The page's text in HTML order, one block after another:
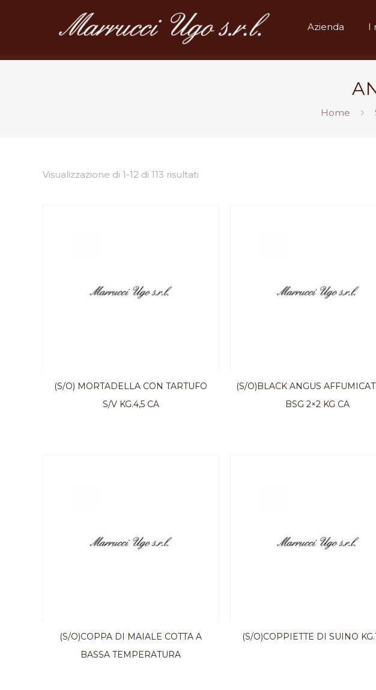
Azienda I
Home
Visualizzazione di 1-12 di 113 risultati
(S/O) MORTADELLA CON TARTUFO
S/V KG.4,5 CA
(S/O)BLACK ANGUS
BSG 2×2 KG CA
(S/O)COPPA DI MAIALE COTTA A
BASSA TEMPERATURA
(S/O)COPPIETTE DI SUINO